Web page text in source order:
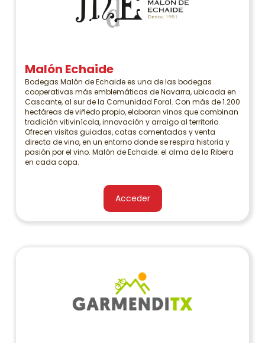
Malón Echaide
Bodegas Malón de Echaide es una de las bodegas
cooperativas más emblemáticas de Navarra, ubicada en
Cascante, al sur de la Comunidad Foral. Con más de 1.200
hectáreas de viñedo propio, elaboran vinos que combinan
tradición vitivinícola, innovación y arraigo al territorio.
Ofrecen visitas guiadas, catas comentadas y venta
directa de vino, en un entorno donde se respira historia y
pasión por el vino. Malón de Echaide: el alma de la Ribera
en cada copa.
Acceder